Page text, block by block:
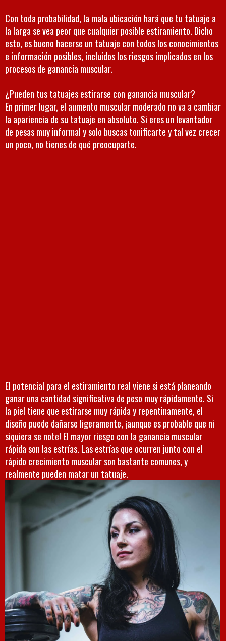
Con toda probabilidad, la mala ubicación hará que tu tatuaje a
la larga se vea peor que cualquier posible estiramiento. Dicho
esto, es bueno hacerse un tatuaje con todos los conocimientos
e información posibles, incluidos los riesgos implicados en los
procesos de ganancia muscular.
¿Pueden tus tatuajes estirarse con ganancia muscular?
En primer lugar, el aumento muscular moderado no va a cambiar
la apariencia de su tatuaje en absoluto. Si eres un levantador
de pesas muy informal y solo buscas tonificarte y tal vez crecer
un poco, no tienes de qué preocuparte.
El potencial para el estiramiento real viene si está planeando
ganar una cantidad significativa de peso muy rápidamente. Si
la piel tiene que estirarse muy rápida y repentinamente, el
diseño puede dañarse ligeramente, ¡aunque es probable que ni
siquiera se note! El mayor riesgo con la ganancia muscular
rápida son las estrías. Las estrías que ocurren junto con el
rápido crecimiento muscular son bastante comunes, y
realmente pueden matar un tatuaje.